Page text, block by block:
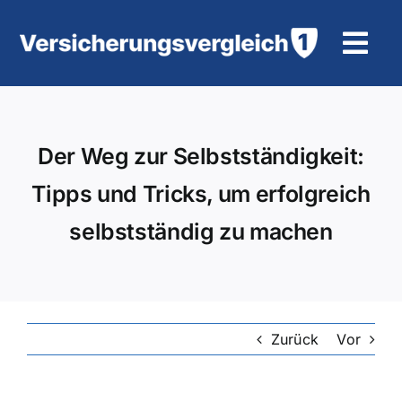
Inhalt
KFZ-Versicherung
Der Weg zur Selbstständigkeit:
Tipps und Tricks, um erfolgreich
selbstständig zu machen
Zurück Vor